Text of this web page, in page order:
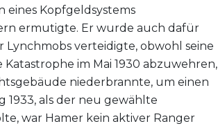
eines Kopfgeldsystems
ermutigte. Er wurde auch dafür
Lynchmobs verteidigte, obwohl seine
im Mai 1930 abzuwehren,
niederbrannte, um einen
als der neu gewählte
war Hamer kein aktiver Ranger